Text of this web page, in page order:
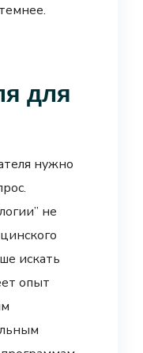
для
нужно
не
искать
опыт